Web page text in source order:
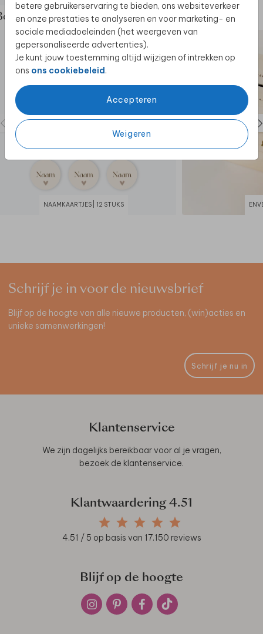
betere gebruikerservaring te bieden, ons websiteverkeer
en onze prestaties te analyseren en voor marketing- en
sociale mediadoeleinden (het weergeven van
gepersonaliseerde advertenties).
Je kunt jouw toestemming altijd wijzigen of intrekken op
ons ons cookiebeleid.
Accepteren
Weigeren
de complete set
NAAMKAARTJES | 12 STUKS
Schrijf je in voor de nieuwsbrief
Blijf op de hoogte van alle nieuwe producten, (win)acties en
unieke samenwerkingen!
Schrijf je nu in
Klantenservice
We zijn dagelijks bereikbaar voor al je vragen,
bezoek de klantenservice.
Klantwaardering 4.51
4.51 / 5 op basis van 17.150 reviews
Blijf op de hoogte